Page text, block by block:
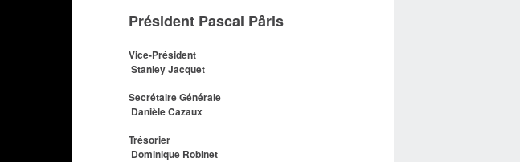
Président Pascal Pâris
Vice-Président
Stanley Jacquet
Secrétaire Générale
Danièle Cazaux
Trésorier
Dominique Robinet